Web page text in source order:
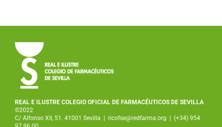
REAL E ILUSTRE COLEGIO OFICIAL DE FARMACÉUTICOS DE SEVILLA
©2022
C/ Alfonso XII, 51. 41001 Sevilla
ricofse@redfarma.org
(+34) 954